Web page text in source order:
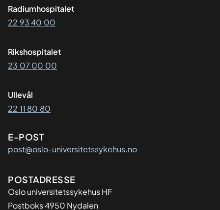
Radiumhospitalet
22 93 40 00
Rikshospitalet
23 07 00 00
Ullevål
22 11 80 80
E-POST
post@oslo-universitetssykehus.no
Adresse
POSTADRESSE
Oslo universitetssykehus HF
Postboks 4950 Nydalen